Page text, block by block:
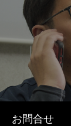
お問合せ